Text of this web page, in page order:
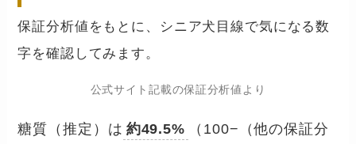
保証分析値をもとに、シニア犬目線で気になる数
字を確認してみます。
公式サイト記載の保証分析値より
糖質（推定）は 約49.5% （100−（他の保証分